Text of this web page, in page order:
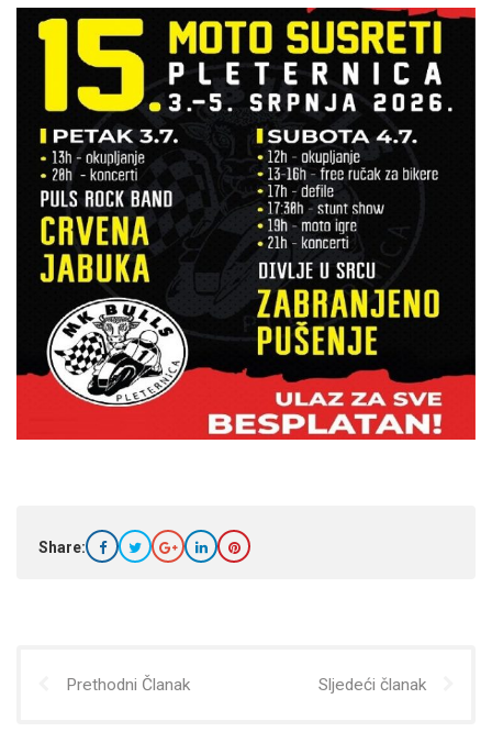
Share:
Prethodni Članak Sljedeći članak